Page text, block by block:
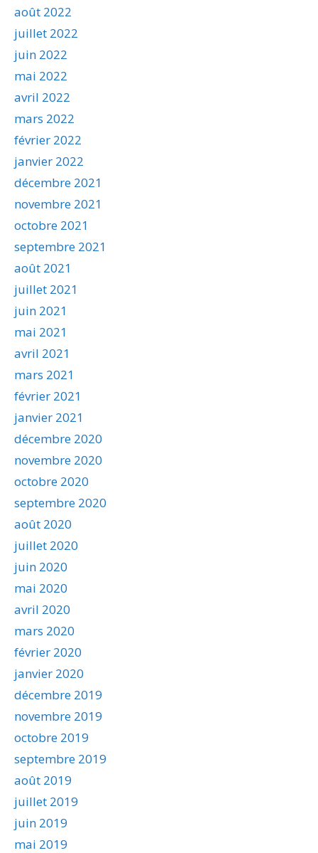
août 2022
juillet 2022
juin 2022
mai 2022
avril 2022
mars 2022
février 2022
janvier 2022
décembre 2021
novembre 2021
octobre 2021
septembre 2021
août 2021
juillet 2021
juin 2021
mai 2021
avril 2021
mars 2021
février 2021
janvier 2021
décembre 2020
novembre 2020
octobre 2020
septembre 2020
août 2020
juillet 2020
juin 2020
mai 2020
avril 2020
mars 2020
février 2020
janvier 2020
décembre 2019
novembre 2019
octobre 2019
septembre 2019
août 2019
juillet 2019
juin 2019
mai 2019